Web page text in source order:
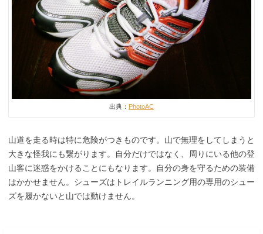
出典： PhotoAC
山道を走る時は特に危険がつきものです。山で無理をしてしまうと
大きな怪我にも繋がります。自分だけではなく、周りにいる他の登
山客に迷惑をかけることにもなります。自分の身を守るための装備
はかかせません。シューズはトレイルランニング用の専用のシュー
ズを履かないと山では動けません。